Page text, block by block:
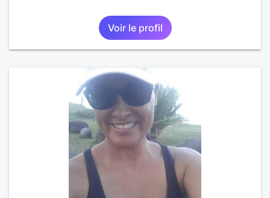
Voir le profil